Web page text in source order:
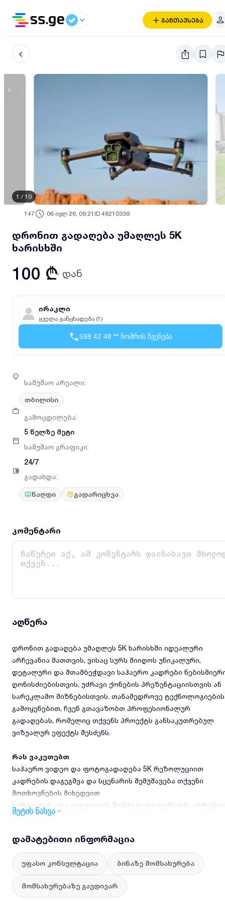
განთავსება
1 / 10
147 06 ივლ 26, 09:21 ID 48210339
დრონით გადაღება უმაღლეს 5K
ხარისხში
100 ₾- დან
ირაკლი
ყველა განცხადება (1)
598 42 48 ** ნომრის ჩვენება
სამუშაო არეალი:
თბილისი
გამოცდილება:
5 წელზე მეტი
სამუშაო გრაფიკი:
24/7
გადახდა:
ნაღდი გადარიცხვა
კომენტარი
აღწერა
დრონით გადაღება უმაღლეს 5K ხარისხში იდეალური
არჩევანია მათთვის, ვისაც სურს მიიღოს უნიკალური,
დეტალური და შთამბეჭდავი საჰაერო კადრები
ღონისძიებისთვის, უძრავი ქონების პრეზენტაციისთვის ან
სარეკლამო მიზნებისთვის. თანამედროვე ტექნოლოგიების
გამოყენებით, ჩვენ გთავაზობთ პროფესიონალურ
გადაღებას, რომელიც თქვენს პროექტს განსაკუთრებულ
ვიზუალურ ეფექტს შესძენს.
რას ვაკეთებთ
საჰაერო ვიდეო და ფოტოგადაღება 5K რეზოლუციით
კადრების დაგეგმვა და სცენარის შემუშავება თქვენი
მოთხოვნების მიხედვით
სურათებისა და ვიდეოების მონტაჟი და ფერების
დრონით პანორამული და დინამიკური კადრების შექმნა
უსაფრთხოების ყველა სტანდარტის დაცვა გადაღების
პროცესში
რატომ უნდა აგვირჩიოთ
მეტის ნახვა
დამატებითი ინფორმაცია
უფასო კონსულტაცია ბინაზე მომსახურება
მომსახურებაზე გავდივარ